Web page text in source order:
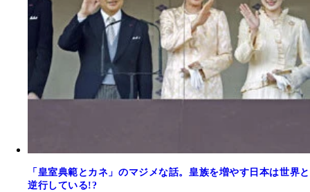
「皇室典範とカネ」のマジメな話。皇族を増やす日本は世界と
逆行している!?